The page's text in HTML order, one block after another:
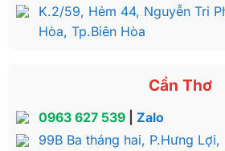
K.2/59, Hẻm 44, Nguyễn Tri
Hòa, Tp.Biên Hòa
Cần Thơ
0963 627 539| Zalo
99B Ba tháng hai, P.Hưng Lợi,